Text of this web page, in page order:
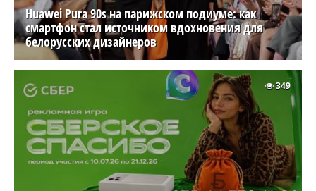
Huawei Pura 90s на парижском подиуме: как
смартфон стал источником вдохновения для
белорусских дизайнеров
349